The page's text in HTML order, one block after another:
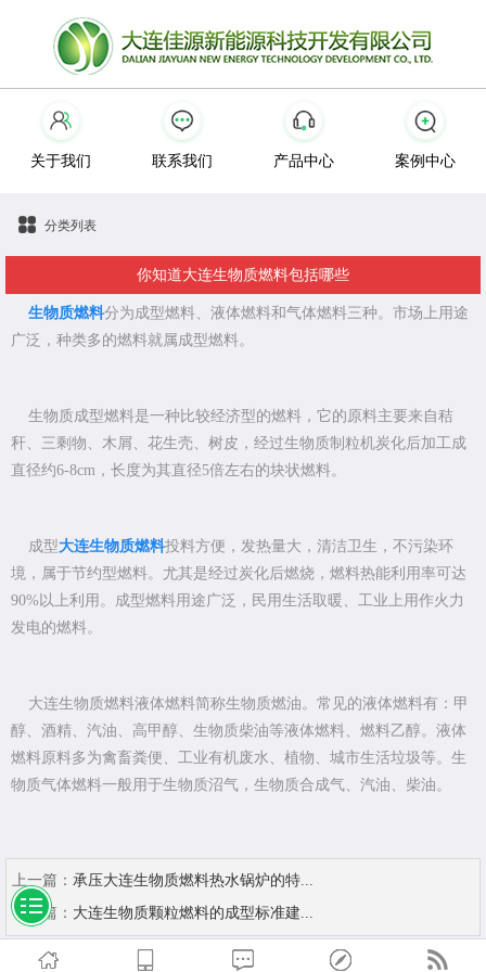
关于我们 联系我们 产品中心 案例中心
分类列表
你知道大连生物质燃料包括哪些
生物质燃料分为成型燃料、液体燃料和气体燃料三种。市场上用途
广泛，种类多的燃料就属成型燃料。
生物质成型燃料是一种比较经济型的燃料，它的原料主要来自秸
秆、三剩物、木屑、花生壳、树皮，经过生物质制粒机炭化后加工成
直径约6-8cm，长度为其直径5倍左右的块状燃料。
成型大连生物质燃料投料方便，发热量大，清洁卫生，不污染环
境，属于节约型燃料。尤其是经过炭化后燃烧，燃料热能利用率可达
90%以上利用。成型燃料用途广泛，民用生活取暖、工业上用作火力
发电的燃料。
大连生物质燃料液体燃料简称生物质燃油。常见的液体燃料有：甲
醇、酒精、汽油、高甲醇、生物质柴油等液体燃料、燃料乙醇。液体
燃料原料多为禽畜粪便、工业有机废水、植物、城市生活垃圾等。生
物质气体燃料一般用于生物质沼气，生物质合成气、汽油、柴油。
上一篇： 承压大连生物质燃料热水锅炉的特...
下一篇： 大连生物质颗粒燃料的成型标准建...